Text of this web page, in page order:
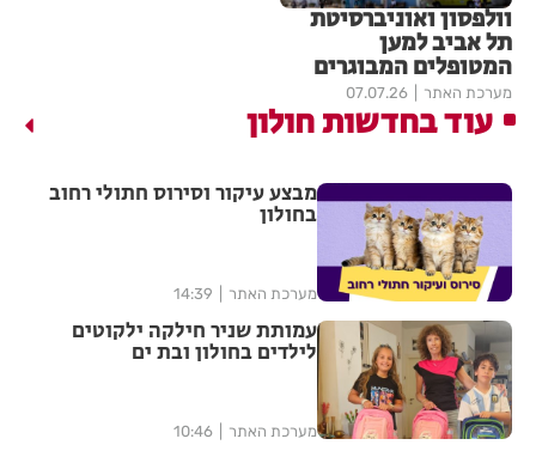
וולפסון ואוניברסיטת
תל אביב למען
המטופלים המבוגרים
מערכת האתר 07.07.26
עוד בחדשות חולון
מבצע עיקור וסירוס חתולי רחוב
בחולון
מערכת האתר 14:39
עמותת שניר חילקה ילקוטים
לילדים בחולון ובת ים
מערכת האתר 10:46